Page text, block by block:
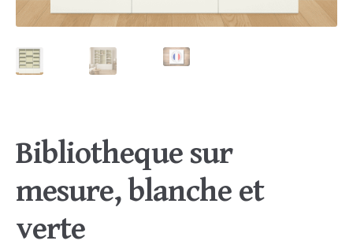
Bibliotheque sur
mesure, blanche et
verte